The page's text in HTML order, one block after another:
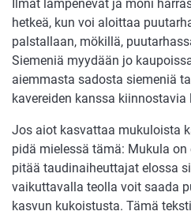
Ilmat lämpenevät ja moni
hetkeä, kun voi aloittaa
palstallaan, mökillä,
Siemeniä myydään jo
aiemmasta sadosta siemeniä
kavereiden kanssa kiinnostavia
Jos aiot kasvattaa mukuloista
pidä mielessä tämä: Mukula
pitää taudinaiheuttajat elossa
vaikuttavalla teolla voit saada
kasvun kukoistusta. Tämä